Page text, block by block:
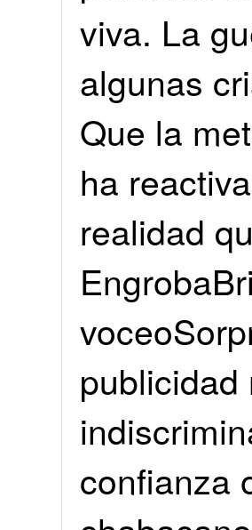
viva. La
algunas
Que la
ha
realidad
publicidad
confianza